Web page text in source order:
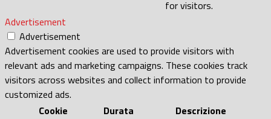
for visitors.
Advertisement
Advertisement
Advertisement cookies are used to provide visitors with
relevant ads and marketing campaigns. These cookies track
visitors across websites and collect information to provide
customized ads.
Cookie
Durata Descrizione